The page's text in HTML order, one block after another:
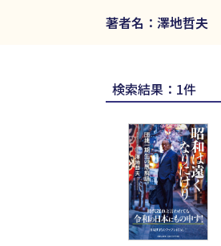
著者名：澤地哲夫
検索結果：1件